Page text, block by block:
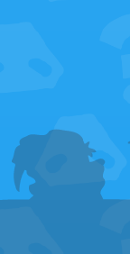
FOOTER
MENU